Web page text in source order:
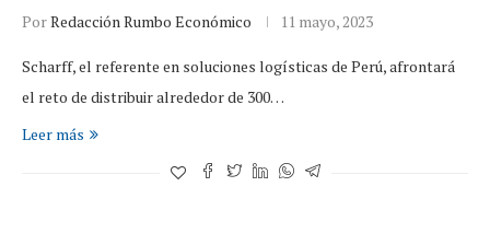
PorRedacción Rumbo Económico 11 mayo, 2023
Scharff, el referente en soluciones logísticas de Perú, afrontará
el reto de distribuir alrededor de 300…
Leer más